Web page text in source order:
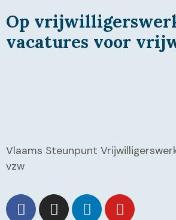
Op
vacatures voor
Vlaams Steunpunt
vzw